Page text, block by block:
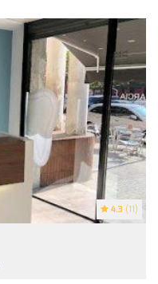
4.3 (11)